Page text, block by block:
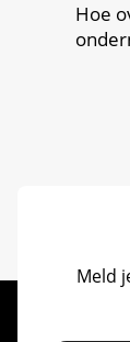
Hoe
Meld